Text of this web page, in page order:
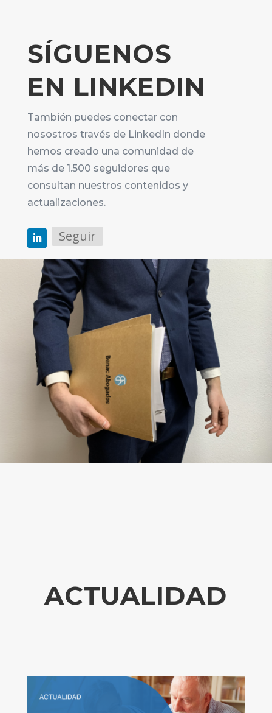
SÍGUENOS
EN LINKEDIN
También puedes conectar con
nosostros través de LinkedIn donde
hemos creado una comunidad de
más de 1.500 seguidores que
consultan nuestros contenidos y
actualizaciones.
Seguir
ACTUALIDAD